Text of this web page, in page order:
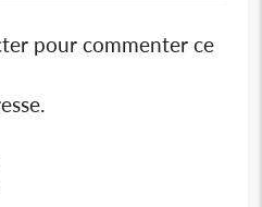
pour commenter ce